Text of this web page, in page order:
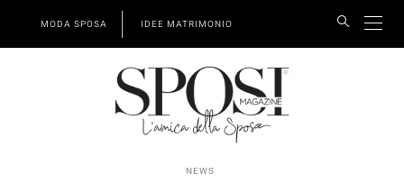
MODA SPOSA IDEE MATRIMONIO
NEWS